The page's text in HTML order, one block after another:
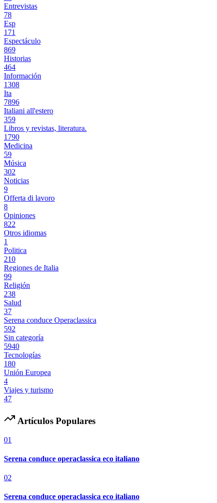
Entrevistas
78
Esp
171
Espectáculo
869
Historias
464
Información
1308
Ita
7896
Italiani all'estero
359
Libros y revistas, literatura.
1790
Medicina
59
Música
302
Noticias
9
Offerta di lavoro
8
Opiniones
822
Otros idiomas
1
Politica
210
Regiones de Italia
99
Religión
238
Salud
37
Serena conduce Operaclassica
592
Sin categoría
5940
Tecnologías
180
Unión Europea
4
Viajes y turismo
47
Artículos Populares
01
Serena conduce operaclassica eco italiano
02
Serena conduce operaclassica eco italiano